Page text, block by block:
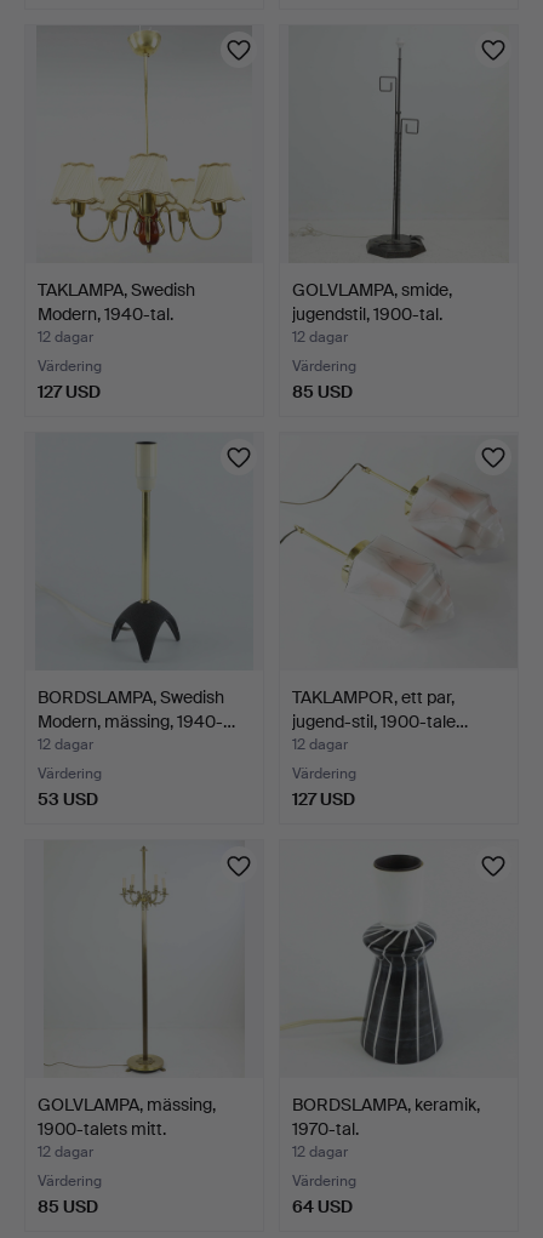
TAKLAMPA, Swedish
Modern, 1940-tal.
12 dagar
Värdering
127 USD
GOLVLAMPA, smide,
jugendstil, 1900-tal.
12 dagar
Värdering
85 USD
BORDSLAMPA, Swedish
Modern, mässing, 1940-…
12 dagar
Värdering
53 USD
TAKLAMPOR, ett par,
jugend-stil, 1900-tale…
12 dagar
Värdering
127 USD
GOLVLAMPA, mässing,
1900-talets mitt.
12 dagar
Värdering
85 USD
BORDSLAMPA, keramik,
1970-tal.
12 dagar
Värdering
64 USD